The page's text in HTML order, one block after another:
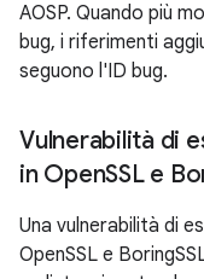
AOSP. Quando più
bug, i riferimenti
seguono l'ID bug.
Vulnerabilità di
in OpenSSL e
Una vulnerabilità di
OpenSSL e